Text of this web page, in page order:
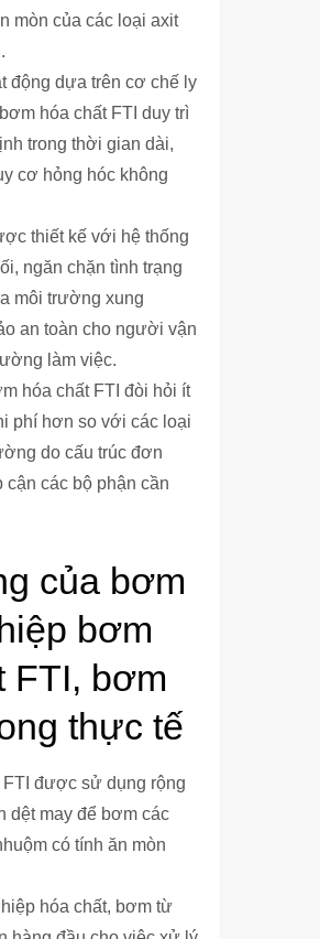
mòn của các loại axit
động dựa trên cơ chế ly
hóa chất FTI duy trì
trong thời gian dài,
cơ hỏng hóc không
thiết kế với hệ thống
ngăn chặn tình trạng
môi trường xung
an toàn cho người vận
làm việc.
hóa chất FTI đòi hỏi ít
phí hơn so với các loại
do cấu trúc đơn
cận các bộ phận cần
của bơm
bơm
FTI, bơm
thực tế
FTI được sử dụng rộng
dệt may để bơm các
có tính ăn mòn
hóa chất, bơm từ